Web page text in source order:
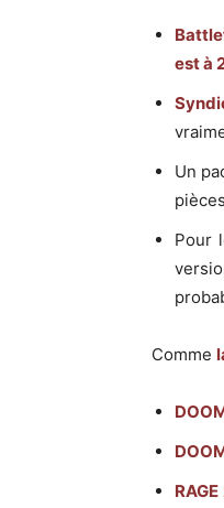
est à
Un
Pour
Comme